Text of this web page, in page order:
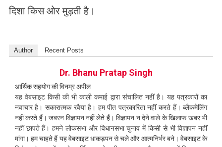
दिशा किस ओर मुड़ती है।
Author Recent Posts
Dr. Bhanu Pratap Singh
आर्थिक सहयोग की विनम्र अपील
यह वेबसाइट किसी की भी काली कमाई द्वारा संचालित नहीं है। यह पत्रकारों का
नवाचार है। सकारात्मक रवैया है। हम पीत पत्रकारिता नहीं करते हैं। ब्लैकमेलिंग
नहीं करते हैं। जबरन विज्ञापन नहीं लेते हैं। विज्ञापन न देने वाले के खिलाफ खबर भी
नहीं छापते हैं। हमने लोकसभा और विधानसभा चुनाव में किसी से भी विज्ञापन नहीं
मांगा। हम चाहते हैं यह वेबसाइट धाकड़पन से चले और आत्मनिर्भर बने। वेबसाइट के